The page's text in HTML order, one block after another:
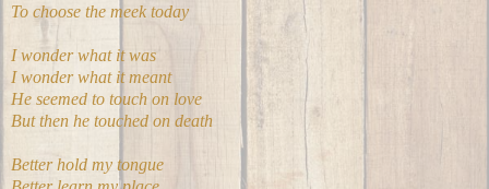
To choose the meek today
I wonder what it was
I wonder what it meant
He seemed to touch on love
But then he touched on death
Better hold my tongue